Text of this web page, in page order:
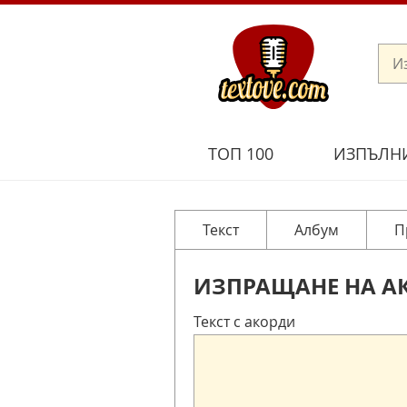
ТОП 100
Текст Албум
ИЗПРАЩАНЕ НА
Текст с акорди